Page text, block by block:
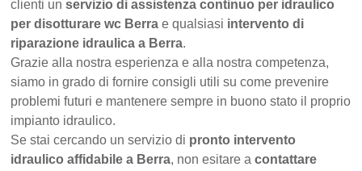
clienti unservizio di assistenza continuo per idraulico
per disotturare wc Berra e qualsiasi intervento di
riparazione idraulica a Berra.
Grazie alla nostra esperienza e alla nostra competenza,
siamo in grado di fornire consigli utili su come prevenire
problemi futuri e mantenere sempre in buono stato il proprio
impianto idraulico.
Se stai cercando un servizio di pronto intervento
idraulico affidabile a Berra, non esitare acontattare